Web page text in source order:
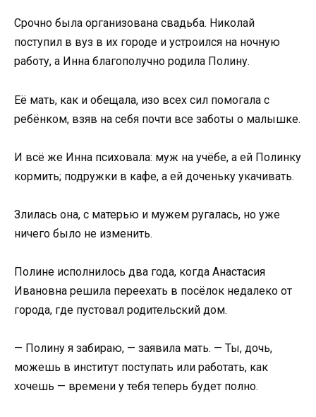
Срочно была организована свадьба. Николай
поступил в вуз в их городе и устроился на ночную
работу, а Инна благополучно родила Полину.
Её мать, как и обещала, изо всех сил помогала с
ребёнком, взяв на себя почти все заботы о малышке.
И всё же Инна психовала: муж на учёбе, а ей Полинку
кормить; подружки в кафе, а ей доченьку укачивать.
Злилась она, с матерью и мужем ругалась, но уже
ничего было не изменить.
Полине исполнилось два года, когда Анастасия
Ивановна решила переехать в посёлок недалеко от
города, где пустовал родительский дом.
— Полину я забираю, — заявила мать. — Ты, дочь,
можешь в институт поступать или работать, как
хочешь — времени у тебя теперь будет полно.